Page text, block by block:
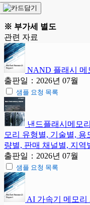
※ 부가세 별도
관련 자료
NAND 플래시 메
출판일：2026년 07월
샘플 요청 목록
낸드플래시메모
모리 유형별, 기술별,
량별, 판매 채널별, 지역
출판일：2026년 07월
샘플 요청 목록
AI 가속기 메모리